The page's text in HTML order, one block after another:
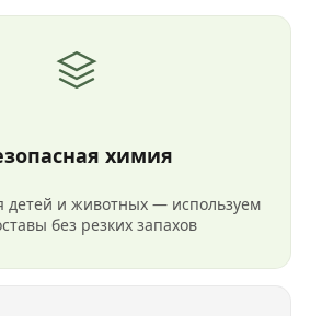
химия
детей и животных — используем
без резких запахов